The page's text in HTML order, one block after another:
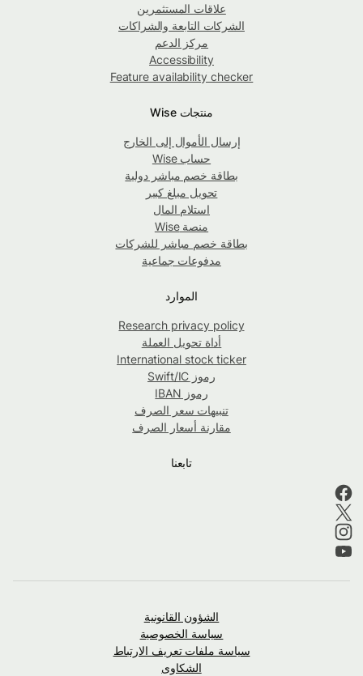
علاقات المستثمرين
الشركات التابعة والشراكات
مركز الدعم
Accessibility
Feature availability checker
منتجات Wise
إرسال الأموال إلى الخارج
حساب Wise
بطاقة خصم مباشر دولية
تحويل مبلغ كبير
استلام المال
منصة Wise
بطاقة خصم مباشر للشركات
مدفوعات جماعية
الموارد
Research privacy policy
أداة تحويل العملة
International stock ticker
رموز Swift/IC
رموز IBAN
تنبيهات سعر الصرف
مقارنة أسعار الصرف
تابعنا
الشؤون القانونية
سياسة الخصوصية
سياسة ملفات تعريف الارتباط
الشكاوى